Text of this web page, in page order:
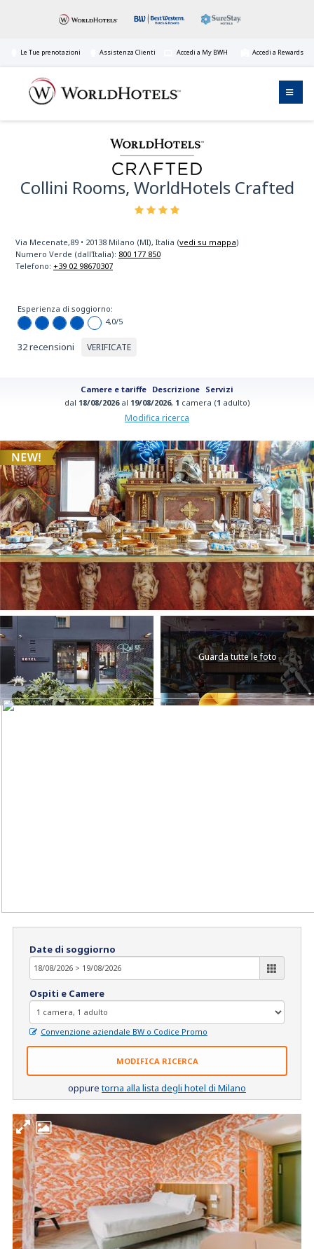
Le Tue prenotazioni Assistenza Clienti Accedi a My BWH Accedi a Rewards
Collini Rooms, WorldHotels Crafted
Via Mecenate,89 • 20138 Milano (MI), Italia (vedi su mappa)
Numero Verde (dall'Italia): 800 177 850
Telefono: +39 02 98670307
Esperienza di soggiorno:
4,0/5
32 recensioni VERIFICATE
Camere e tariffe Descrizione Servizi
dal 18/08/2026al 19/08/2026, 1 camera (1 adulto)
Modifica ricerca
Guarda tutte le foto
Date di soggiorno
Ospiti e Camere
Convenzione aziendale BW o Codice Promo
MODIFICA RICERCA
oppuretorna alla lista degli hotel di Milano